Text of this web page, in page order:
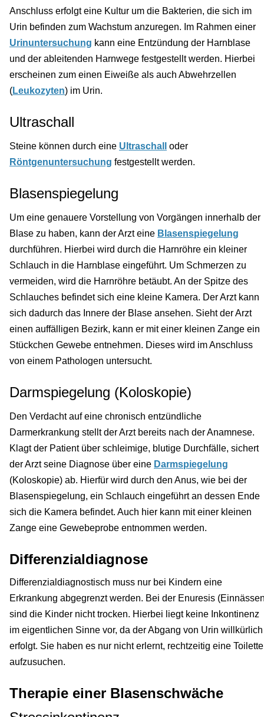
Anschluss erfolgt eine Kultur um die Bakterien, die sich im
Urin befinden zum Wachstum anzuregen. Im Rahmen einer
Urinuntersuchung kann eine Entzündung der Harnblase
und der ableitenden Harnwege festgestellt werden. Hierbei
erscheinen zum einen Eiweiße als auch Abwehrzellen
(Leukozyten) im Urin.
Ultraschall
Steine können durch eine Ultraschall
oder
Röntgenuntersuchung festgestellt werden.
Blasenspiegelung
Um eine genauere Vorstellung von Vorgängen innerhalb der
Blase zu haben, kann der Arzt eine Blasenspiegelung
durchführen. Hierbei wird durch die Harnröhre ein kleiner
Schlauch in die Harnblase eingeführt. Um Schmerzen zu
vermeiden, wird die Harnröhre betäubt. An der Spitze des
Schlauches befindet sich eine kleine Kamera. Der Arzt kann
sich dadurch das Innere der Blase ansehen. Sieht der Arzt
einen auffälligen Bezirk, kann er mit einer kleinen Zange ein
Stückchen Gewebe entnehmen. Dieses wird im Anschluss
von einem Pathologen untersucht.
Darmspiegelung (Koloskopie)
Den Verdacht auf eine chronisch entzündliche
Darmerkrankung stellt der Arzt bereits nach der Anamnese.
Klagt der Patient über schleimige, blutige Durchfälle, sichert
der Arzt seine Diagnose über eine Darmspiegelung
(Koloskopie) ab. Hierfür wird durch den Anus, wie bei der
Blasenspiegelung, ein Schlauch eingeführt an dessen Ende
sich die Kamera befindet. Auch hier kann mit einer kleinen
Zange eine Gewebeprobe entnommen werden.
Differenzialdiagnose
Differenzialdiagnostisch muss nur bei Kindern eine
Erkrankung abgegrenzt werden. Bei der Enuresis
sind die Kinder nicht trocken. Hierbei liegt keine Inkontinenz
im eigentlichen Sinne vor, da der Abgang von Urin willkürlich
erfolgt. Sie haben es nur nicht erlernt, rechtzeitig eine Toilette
aufzusuchen.
Therapie einer Blasenschwäche